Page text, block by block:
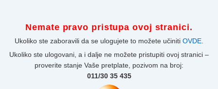
Nemate pravo pristupa ovoj stranici.
Ukoliko ste zaboravili da se ulogujete to možete učiniti OVDE
Ukoliko ste ulogovani, a i dalje ne možete pristupiti ovoj stranici –
proverite stanje Vaše pretplate, pozivom na broj:
011/30 35 435